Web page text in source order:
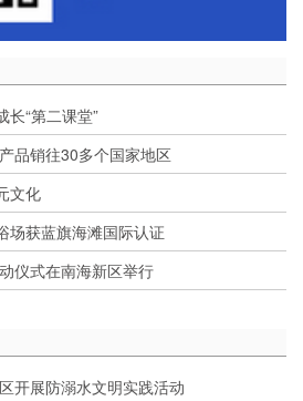
长“第二课堂”
品销往30多个国家地区
文化
场获蓝旗海滩国际认证
仪式在南海新区举行
开展防溺水文明实践活动